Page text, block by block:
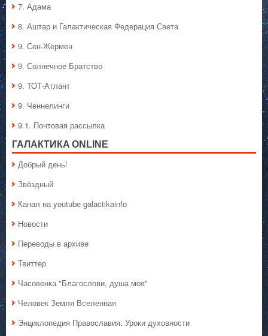
7. Адама
8. Аштар и Галактическая Федерация Света
9. Сен-Жермен
9. Солнечное Братство
9. ТОТ-Атлант
9. Ченнелинги
9.1. Почтовая рассылка
ГАЛАКТИКA ONLINE
Добрый день!
Звёздный
Канал на youtube galactikainfo
Новости
Переводы в архиве
Твиттер
Часовенка "Благослови, душа моя"
Человек Земля Вселенная
Энциклопедия Православия. Уроки духовности